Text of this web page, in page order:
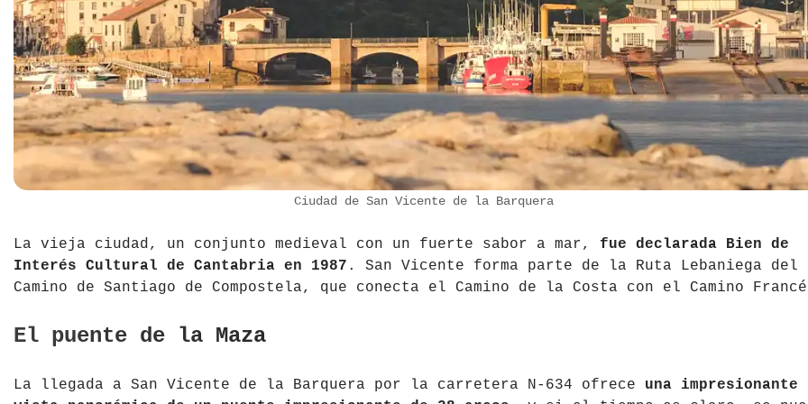
Ciudad de San Vicente de la Barquera
La vieja ciudad, un conjunto medieval con un fuerte sabor a mar, fue declarada Bien de
Interés Cultural de Cantabria en 1987 . San Vicente forma parte de la Ruta Lebaniega del
Camino de Santiago de Compostela, que conecta el Camino de la Costa con el Camino
El puente de la Maza
La llegada a San Vicente de la Barquera por la carretera N-634 ofrece una impresionante